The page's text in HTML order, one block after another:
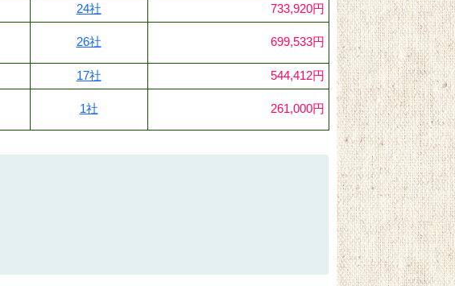
24社 733,920円
26社 699,533円
17社 544,412円
1社 261,000円